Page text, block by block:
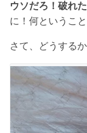
ウソだろ！破れた
に！何というこ
さて、どうする